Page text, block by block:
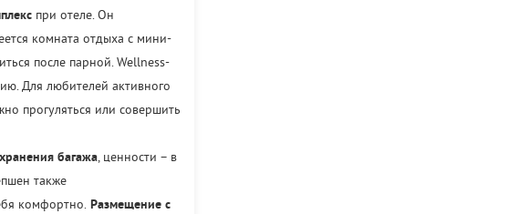
при отеле. Он
комната отдыха с мини-
после парной. Wellness-
Для любителей активного
прогуляться или совершить
багажа, ценности – в
также
комфортно. Размещение с